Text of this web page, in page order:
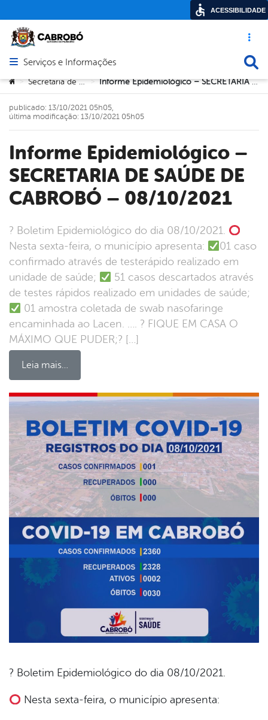
Acesso
Abrir menu principal de navegação
Serviços e Informações
Você está aqui:
> Secretaria de Saúde > Informe Epidemiológico – SECRETARIA DE SAÚDE DE CABROBÓ – 08/10/2021
Informe Epidemiológico –
SECRETARIA DE SAÚDE DE
CABROBÓ – 08/10/2021
? Boletim Epidemiológico do dia 08/10/2021.
Nesta sexta-feira, o município apresenta:
01 caso
confirmado através de testerápido realizado em
unidade de saúde;
51 casos descartados através
de testes rápidos realizado em unidades de saúde;
01 amostra coletada de swab nasofaringe
encaminhada ao Lacen. …. ? FIQUE EM CASA O
MÁXIMO QUE PUDER;? […]
Leia mais…
publicado: 13/10/2021 05h05,
última modificação: 13/10/2021 05h05
? Boletim Epidemiológico do dia 08/10/2021.
Nesta sexta-feira, o município apresenta:
ACESSIBILIDADE